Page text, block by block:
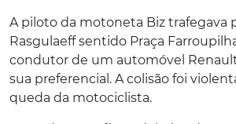
A piloto da motoneta Biz trafegava
Rasgulaeff sentido Praça
condutor de um automóvel
sua preferencial. A colisão foi
queda da motociclista.